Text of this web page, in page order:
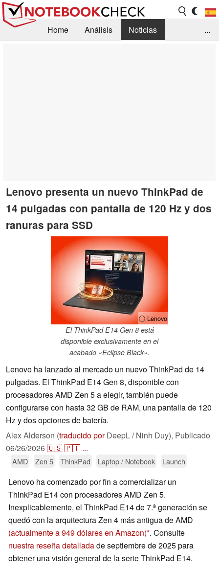
Home Análisis
Noticias
...
Lenovo presenta un nuevo ThinkPad de
14 pulgadas con pantalla de 120 Hz y dos
ranuras para SSD
ⓘ Lenovo
El ThinkPad E14 Gen 8 está
disponible exclusivamente en el
acabado «Eclipse Black».
Lenovo ha lanzado al mercado un nuevo ThinkPad de 14
pulgadas. El ThinkPad E14 Gen 8, disponible con
procesadores AMD Zen 5 a elegir, también puede
configurarse con hasta 32 GB de RAM, una pantalla de 120
Hz y dos opciones de batería.
Alex Alderson (traducido porDeepL / Ninh Duy), Publicado
06/26/2026🇺🇸🇵🇹 ...
AMD Zen 5 ThinkPad Laptop / Notebook Launch
Lenovo ha comenzado por fin a comercializar un
ThinkPad E14 con procesadores AMD Zen 5.
Inexplicablemente, el ThinkPad E14 de 7.ª generación se
quedó con la arquitectura Zen 4 más antigua de AMD
(actualmente a 949 dólares en Amazon) . Consulte
nuestra reseña detalladade septiembre de 2025 para
obtener una visión general de la serie ThinkPad E14.